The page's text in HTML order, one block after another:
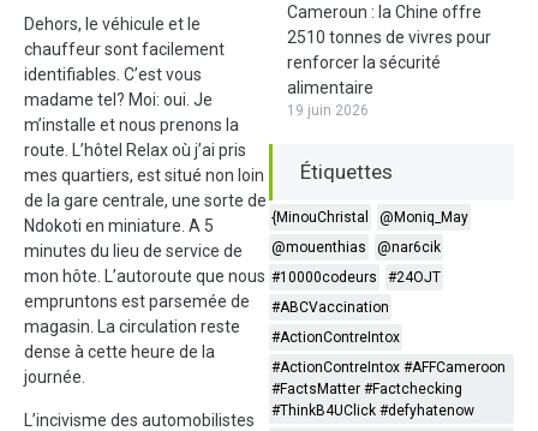
Dehors, le véhicule et le
chauffeur sont facilement
identifiables. C’est vous
madame tel? Moi: oui. Je
m’installe et nous prenons la
route. L’hôtel Relax où j’ai pris
mes quartiers, est situé non loin
de la gare centrale, une sorte de
Ndokoti en miniature. A 5
minutes du lieu de service de
mon hôte. L’autoroute que nous
empruntons est parsemée de
magasin. La circulation reste
dense à cette heure de la
journée.
L’incivisme des automobilistes
Cameroun : la Chine offre
2510 tonnes de vivres pour
renforcer la sécurité
alimentaire
19 juin 2026
Étiquettes
{MinouChristal
@Moniq_May
@mouenthias
@nar6cik
#10000codeurs
#24OJT
#ABCVaccination
#ActionContreIntox
#ActionContreIntox #AFFCameroon
#FactsMatter #Factchecking
#ThinkB4UClick #defyhatenow